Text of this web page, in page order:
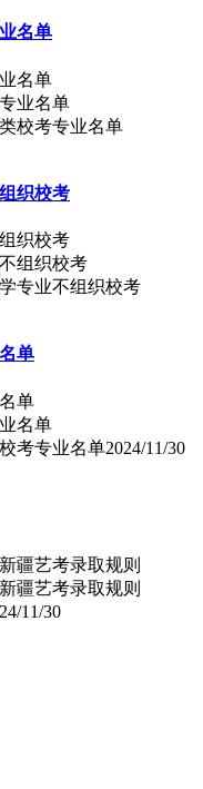
名单
名单
校考专业名单
织校考
织校考
专业不组织校考
单
单
考专业名单2024/11/30
11/30